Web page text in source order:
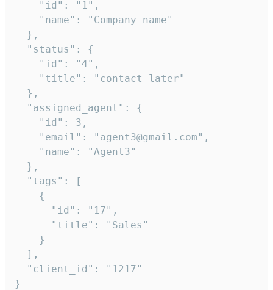
    "id": "1",
    "name": "Company name"
  },
  "status": {
    "id": "4",
    "title": "contact_later"
  },
  "assigned_agent": {
    "id": 3,
    "email": "agent3@gmail.com",
    "name": "Agent3"
  },
  "tags": [
    {
      "id": "17",
      "title": "Sales"
    }
  ],
  "client_id": "1217"
}